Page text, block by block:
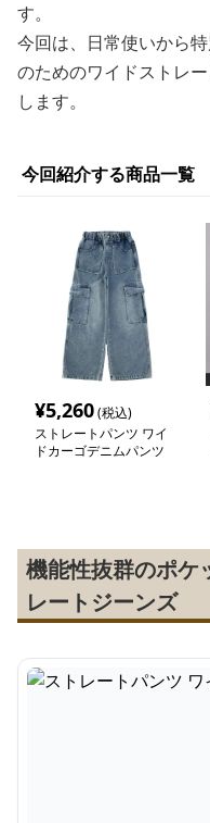
す。
今回は、日常使いから
のためのワイドストレ
します。
今回紹介する商品一覧
¥5,260(税込)
ストレートパンツ ワイ
ドカーゴデニムパンツ
機能性抜群のポケ
レートジーンズ